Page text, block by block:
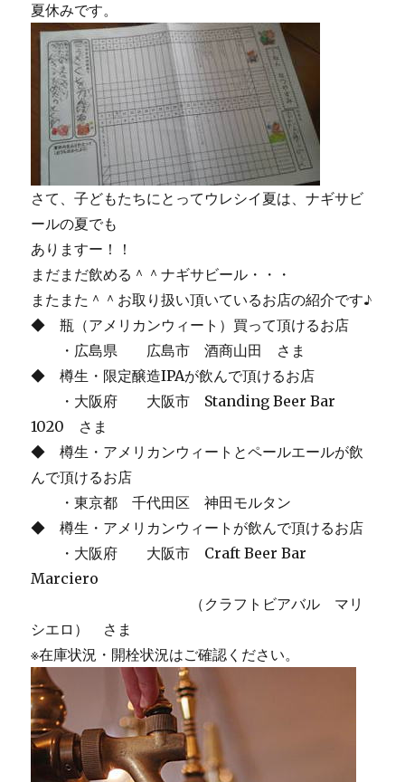
夏休みです。
さて、子どもたちにとってウレシイ夏は、ナギサビ
ールの夏でも
ありますー！！
まだまだ飲める＾＾ナギサビール・・・
またまた＾＾お取り扱い頂いているお店の紹介です♪
◆ 瓶（アメリカンウィート）買って頂けるお店
・広島県 広島市 酒商山田 さま
◆ 樽生・限定醸造IPAが飲んで頂けるお店
・大阪府 大阪市 Standing Beer Bar
1020 さま
◆ 樽生・アメリカンウィートとペールエールが飲
んで頂けるお店
・東京都 千代田区 神田モルタン
◆ 樽生・アメリカンウィートが飲んで頂けるお店
・大阪府 大阪市 Craft Beer Bar
Marciero
（クラフトビアバル マリ
シエロ） さま
※在庫状況・開栓状況はご確認ください。